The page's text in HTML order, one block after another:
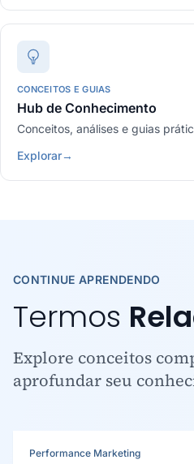
CONCEITOS E GUIAS
Hub de Conhecimento
Conceitos, análises e guias
Explorar→
CONTINUE APRENDENDO
Termos
Explore conceitos
aprofundar seu
Performance Marketing